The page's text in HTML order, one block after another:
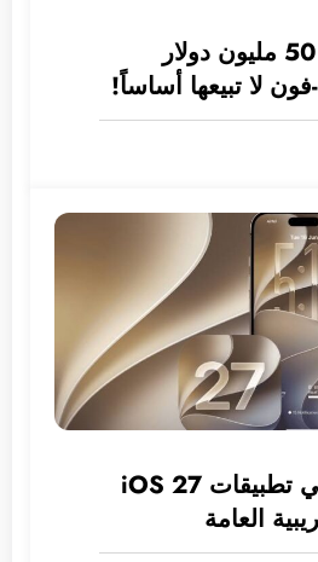
روسيا تغرم آبل 50 مليون دولار
لا تبيعها أساساً!
آخر التحديثات في تطبيقات iOS 27
العامة